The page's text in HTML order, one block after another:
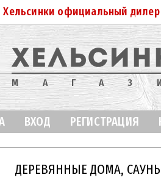
Хельсинки официальный
ВХОД РЕГИСТРАЦИЯ
ДЕРЕВЯННЫЕ ДОМА,